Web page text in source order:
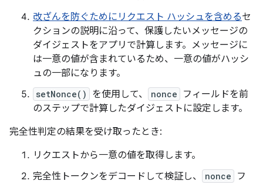
改ざんを防ぐためにリクエスト ハッシュを含めるセ
クションの説明に沿って、保護したいメッセージの
ダイジェストをアプリで計算します。メッセージに
は一意の値が含まれているため、一意の値がハッシ
ュの一部になります。
setNonce() を使用して、 nonce
フィールドを前
のステップで計算したダイジェストに設定します。
完全性判定の結果を受け取ったとき:
リクエストから一意の値を取得します。
完全性トークンをデコードして検証し、
nonce
フ